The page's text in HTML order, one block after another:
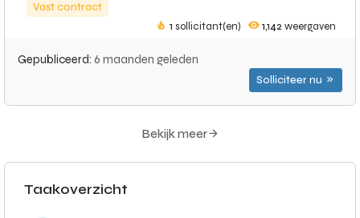
Vast contract
1 sollicitant(en) 1,142 weergaven
Gepubliceerd: 6 maanden geleden
Solliciteer nu
Bekijk meer
Taakoverzicht